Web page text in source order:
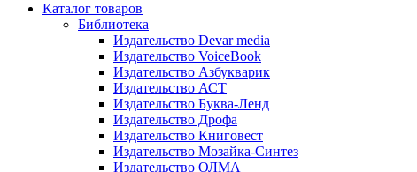
Каталог товаров
Библиотека
Издательство Devar media
Издательство VoiceBook
Издательство Азбукварик
Издательство АСТ
Издательство Буква-Ленд
Издательство Дрофа
Издательство Книговест
Издательство Мозайка-Синтез
Издательство ОЛМА